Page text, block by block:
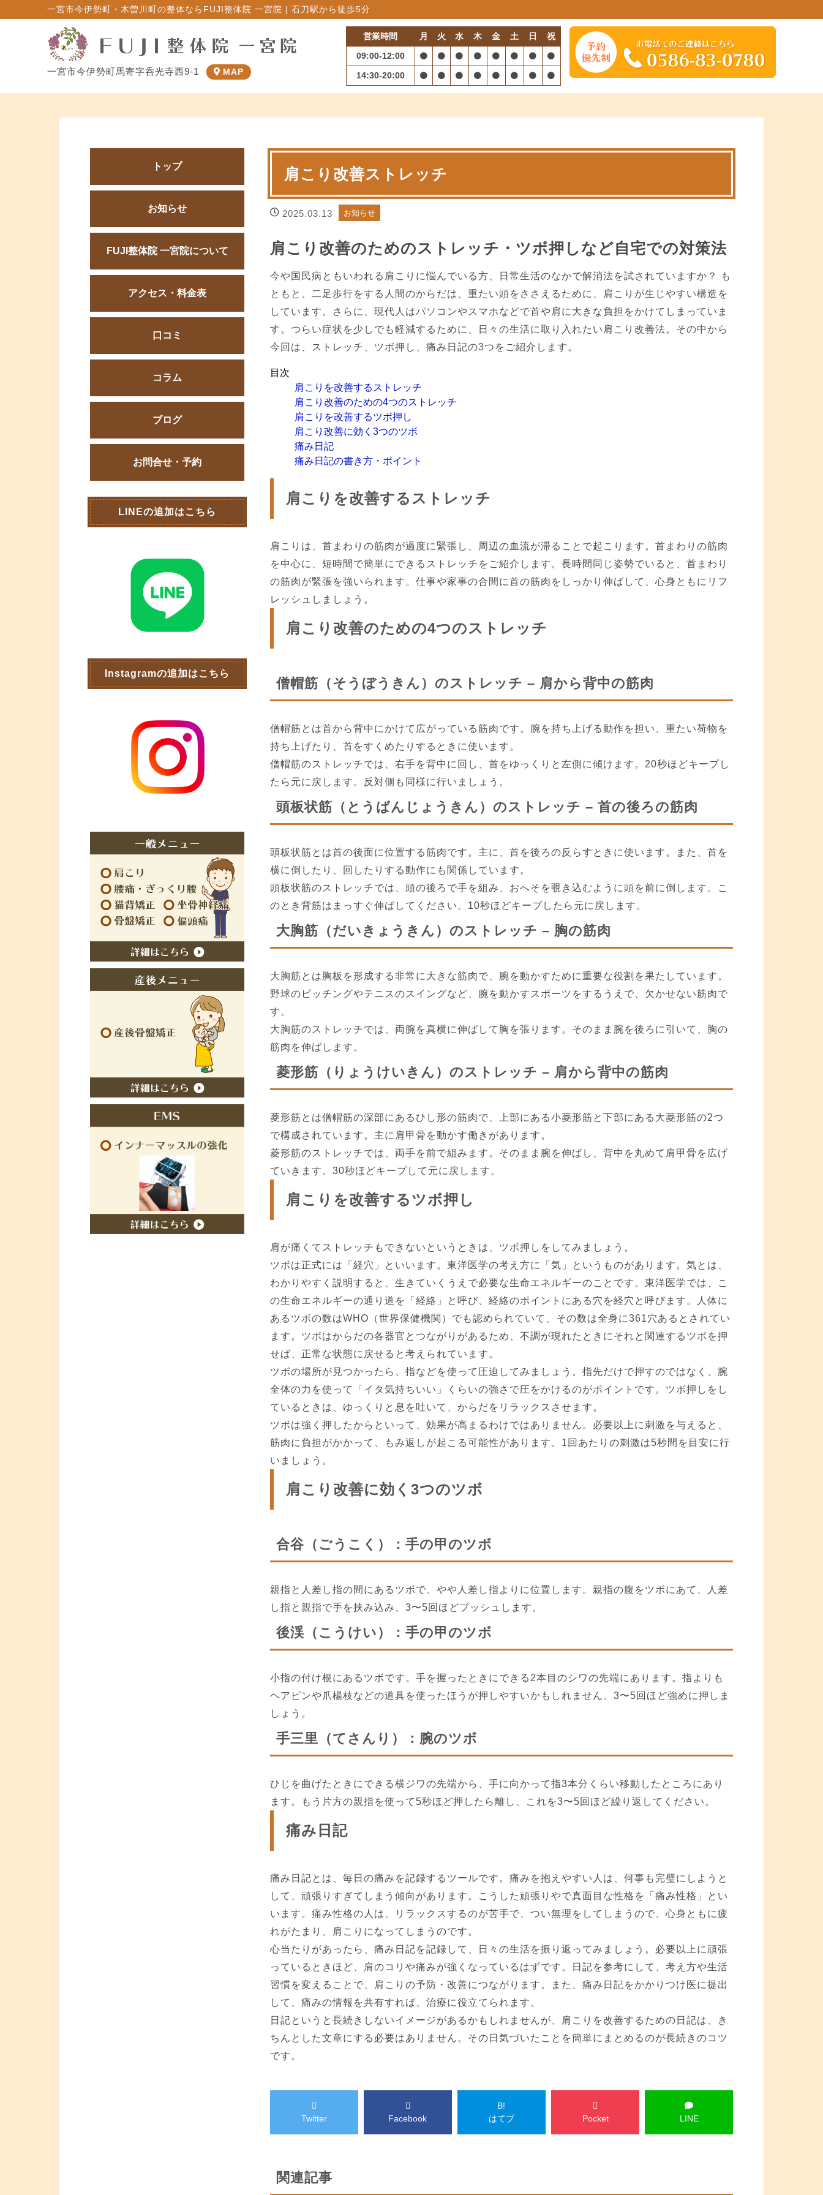
一宮市今伊勢町・木曽川町の整体ならFUJI整体院 一宮院 | 石刀駅から徒歩5分
一宮市今伊勢町馬寄字呑光寺西9-1 MAP
営業時間 月 火 水 木 金 土 日
祝
09:00-12:00
14:30-20:00
肩こり改善ストレッチ
2025.03.13 お知らせ
肩こり改善のためのストレッチ・ツボ押しなど自宅での対策法
今や国民病ともいわれる肩こりに悩んでいる方、日常生活のなかで解消法を試されていますか？ も
ともと、二足歩行をする人間のからだは、重たい頭をささえるために、肩こりが生じやすい構造を
しています。さらに、現代人はパソコンやスマホなどで首や肩に大きな負担をかけてしまっていま
す。つらい症状を少しでも軽減するために、日々の生活に取り入れたい肩こり改善法。その中から
今回は、ストレッチ、ツボ押し、痛み日記の3つをご紹介します。
目次
肩こりを改善するストレッチ
肩こり改善のための4つのストレッチ
肩こりを改善するツボ押し
肩こり改善に効く3つのツボ
痛み日記
痛み日記の書き方・ポイント
肩こりを改善するストレッチ
肩こりは、首まわりの筋肉が過度に緊張し、周辺の血流が滞ることで起こります。首まわりの筋肉
を中心に、短時間で簡単にできるストレッチをご紹介します。長時間同じ姿勢でいると、首まわり
の筋肉が緊張を強いられます。仕事や家事の合間に首の筋肉をしっかり伸ばして、心身ともにリフ
レッシュしましょう。
肩こり改善のための4つのストレッチ
僧帽筋（そうぼうきん）のストレッチ – 肩から背中の筋肉
僧帽筋とは首から背中にかけて広がっている筋肉です。腕を持ち上げる動作を担い、重たい荷物を
持ち上げたり、首をすくめたりするときに使います。
僧帽筋のストレッチでは、右手を背中に回し、首をゆっくりと左側に傾けます。20秒ほどキープし
たら元に戻します。反対側も同様に行いましょう。
頭板状筋（とうばんじょうきん）のストレッチ – 首の後ろの筋肉
頭板状筋とは首の後面に位置する筋肉です。主に、首を後ろの反らすときに使います。また、首を
横に倒したり、回したりする動作にも関係しています。
頭板状筋のストレッチでは、頭の後ろで手を組み、おへそを覗き込むように頭を前に倒します。こ
のとき背筋はまっすぐ伸ばしてください。10秒ほどキープしたら元に戻します。
大胸筋（だいきょうきん）のストレッチ – 胸の筋肉
大胸筋とは胸板を形成する非常に大きな筋肉で、腕を動かすために重要な役割を果たしています。
野球のピッチングやテニスのスイングなど、腕を動かすスポーツをするうえで、欠かせない筋肉で
す。
大胸筋のストレッチでは、両腕を真横に伸ばして胸を張ります。そのまま腕を後ろに引いて、胸の
筋肉を伸ばします。
菱形筋（りょうけいきん）のストレッチ – 肩から背中の筋肉
菱形筋とは僧帽筋の深部にあるひし形の筋肉で、上部にある小菱形筋と下部にある大菱形筋の2つ
で構成されています。主に肩甲骨を動かす働きがあります。
菱形筋のストレッチでは、両手を前で組みます。そのまま腕を伸ばし、背中を丸めて肩甲骨を広げ
ていきます。30秒ほどキープして元に戻します。
肩こりを改善するツボ押し
肩が痛くてストレッチもできないというときは、ツボ押しをしてみましょう。
ツボは正式には「経穴」といいます。東洋医学の考え方に「気」というものがあります。気とは、
わかりやすく説明すると、生きていくうえで必要な生命エネルギーのことです。東洋医学では、こ
の生命エネルギーの通り道を「経絡」と呼び、経絡のポイントにある穴を経穴と呼びます。人体に
あるツボの数はWHO（世界保健機関）でも認められていて、その数は全身に361穴あるとされてい
ます。ツボはからだの各器官とつながりがあるため、不調が現れたときにそれと関連するツボを押
せば、正常な状態に戻せると考えられています。
ツボの場所が見つかったら、指などを使って圧迫してみましょう。指先だけで押すのではなく、腕
全体の力を使って「イタ気持ちいい」くらいの強さで圧をかけるのがポイントです。ツボ押しをし
ているときは、ゆっくりと息を吐いて、からだをリラックスさせます。
ツボは強く押したからといって、効果が高まるわけではありません。必要以上に刺激を与えると、
筋肉に負担がかかって、もみ返しが起こる可能性があります。1回あたりの刺激は5秒間を目安に行
いましょう。
肩こり改善に効く3つのツボ
合谷（ごうこく）：手の甲のツボ
親指と人差し指の間にあるツボで、やや人差し指よりに位置します。親指の腹をツボにあて、人差
し指と親指で手を挟み込み、3〜5回ほどプッシュします。
後渓（こうけい）：手の甲のツボ
小指の付け根にあるツボです。手を握ったときにできる2本目のシワの先端にあります。指よりも
ヘアピンや爪楊枝などの道具を使ったほうが押しやすいかもしれません。3〜5回ほど強めに押しま
しょう。
手三里（てさんり）：腕のツボ
ひじを曲げたときにできる横ジワの先端から、手に向かって指3本分くらい移動したところにあり
ます。もう片方の親指を使って5秒ほど押したら離し、これを3〜5回ほど繰り返してください。
痛み日記
痛み日記とは、毎日の痛みを記録するツールです。痛みを抱えやすい人は、何事も完璧にしようと
して、頑張りすぎてしまう傾向があります。こうした頑張りやで真面目な性格を「痛み性格」とい
います。痛み性格の人は、リラックスするのが苦手で、つい無理をしてしまうので、心身ともに疲
れがたまり、肩こりになってしまうのです。
心当たりがあったら、痛み日記を記録して、日々の生活を振り返ってみましょう。必要以上に頑張
っているときほど、肩のコリや痛みが強くなっているはずです。日記を参考にして、考え方や生活
習慣を変えることで、肩こりの予防・改善につながります。また、痛み日記をかかりつけ医に提出
して、痛みの情報を共有すれば、治療に役立てられます。
日記というと長続きしないイメージがあるかもしれませんが、肩こりを改善するための日記は、き
ちんとした文章にする必要はありません。その日気づいたことを簡単にまとめるのが長続きのコツ
です。
Twitter Facebook
B!
はてブ
Pocket LINE
関連記事
トップ
お知らせ
FUJI整体院 一宮院について
アクセス・料金表
口コミ
コラム
ブログ
お問合せ・予約
LINEの追加はこちら
Instagramの追加はこちら